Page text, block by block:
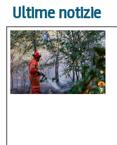
Ultime notizie